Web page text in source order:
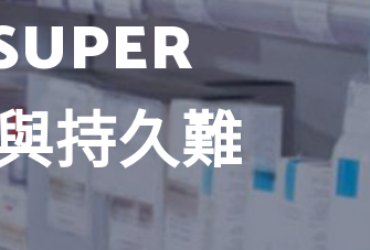
持久難